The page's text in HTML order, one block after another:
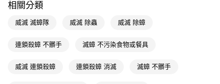
相關說明
【關於「AFTEE先享後付」】
１．簡單：不需註冊會員、不需綁卡、不需儲值。
３．安心：先確認商品／服務後，再付款。
即享券
全家取貨付款
相關分類
威滅 滅蟑隊 威滅 除蟲 威滅 除蟑
連鎖殺蟑 不髒手 滅蟑 不污染食物或餐具
威滅 連鎖殺蟑 連鎖殺蟑 消滅 滅蟑 不髒手